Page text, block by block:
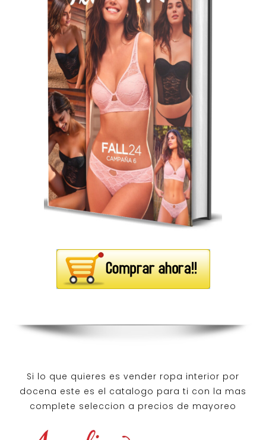
Si lo que quieres es vender ropa interior por
docena este es el catalogo para ti con la mas
complete seleccion a precios de mayoreo